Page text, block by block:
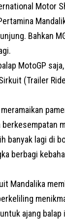
Motor
Bahkan
MotoGP
(Trailer
banyak lagi di
berbagi
Mandalika
ajang